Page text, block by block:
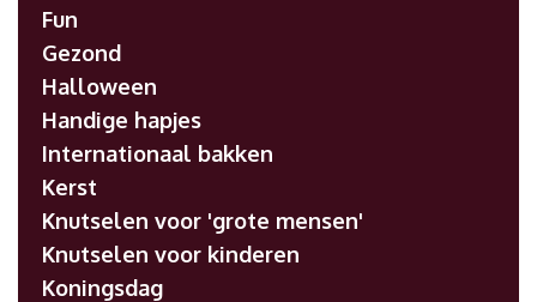
Fun
Gezond
Halloween
Handige hapjes
Internationaal bakken
Kerst
Knutselen voor 'grote mensen'
Knutselen voor kinderen
Koningsdag